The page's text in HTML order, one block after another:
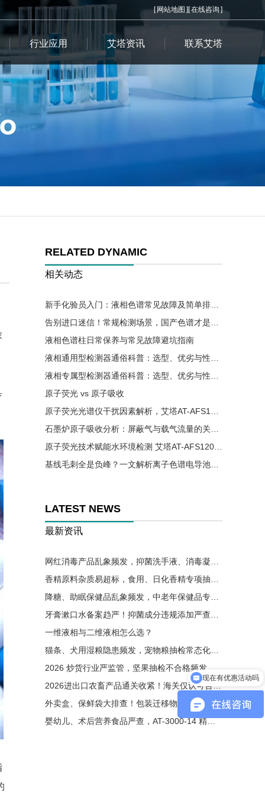
[网站地图 ][在线咨询]
行业应用 艾塔资讯 联系艾塔
RELATED DYNAMIC
相关动态
液相色谱柱日常保养与常见故障避坑指南
原子荧光 vs 原子吸收
LATEST NEWS
最新资讯
一维液相与二维液相怎么选？
外卖盒、保鲜袋大排查！包装迁移物超标重罚，液相检测成硬性门槛
婴幼儿、术后营养食品严查，AT-3000-14 精准管控维生素与污染物
可以介绍下你们的产品么
现在有优惠活动吗